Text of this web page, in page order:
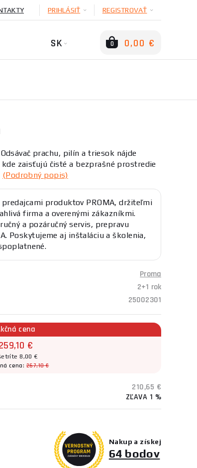
PRIHLÁSIŤ REGISTROVAŤ
SK 0 0,00 €
prachu, pilín a triesok nájde
zaisťujú čisté a bezprašné prostredie
(Podrobný popis)
produktov PROMA, držiteľmi
firma a overenými zákazníkmi.
a pozáručný servis, prepravu
Poskytujeme aj inštaláciu a školenia,
Proma
2+1 rok
25002301
cena
€
8,00 €
cena:267,10 €
210,65 €
ZĽAVA 1 %
Nakup a získej
64 bodov